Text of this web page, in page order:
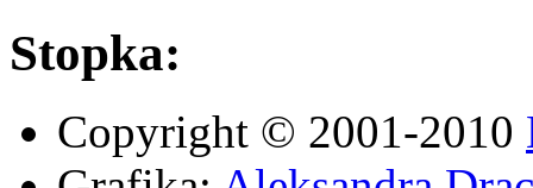
Stopka:
Copyright © 2001-2010